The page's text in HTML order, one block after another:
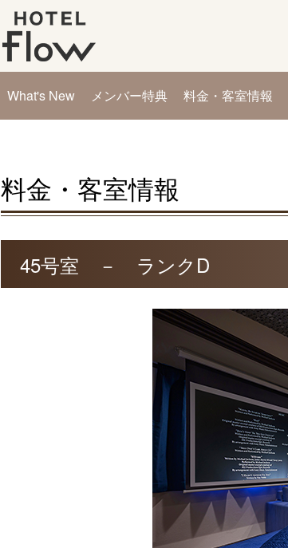
What's New メンバー特典 料金・客室情報
料金・客室情報
45号室 － ランクD